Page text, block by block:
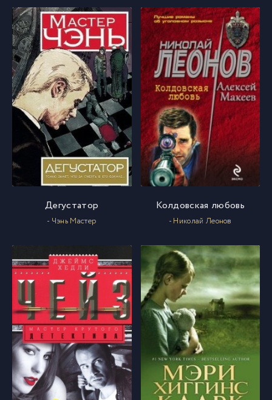
Дегустатор
- Чэнь Мастер
Колдовская любовь
- Николай Леонов